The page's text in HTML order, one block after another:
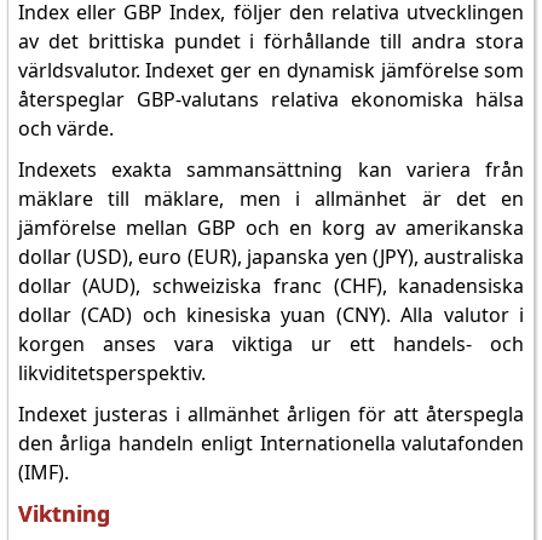
Index eller GBP Index, följer den relativa utvecklingen
av det brittiska pundet i förhållande till andra stora
världsvalutor. Indexet ger en dynamisk jämförelse som
återspeglar GBP-valutans relativa ekonomiska hälsa
och värde.
Indexets exakta sammansättning kan variera från
mäklare till mäklare, men i allmänhet är det en
jämförelse mellan GBP och en korg av amerikanska
dollar (USD), euro (EUR), japanska yen (JPY), australiska
dollar (AUD), schweiziska franc (CHF), kanadensiska
dollar (CAD) och kinesiska yuan (CNY). Alla valutor i
korgen anses vara viktiga ur ett handels- och
likviditetsperspektiv.
Indexet justeras i allmänhet årligen för att återspegla
den årliga handeln enligt Internationella valutafonden
(IMF).
Viktning